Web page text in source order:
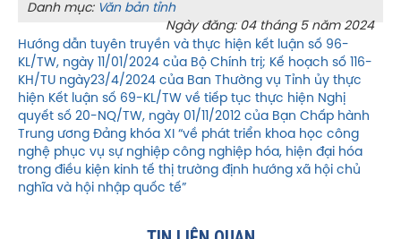
Danh mục: Văn bản tỉnh
Ngày đăng: 04 tháng 5 năm 2024
Hướng dẫn tuyên truyền và thực hiện kết luận số 96-
KL/TW, ngày 11/01/2024 của Bộ Chính trị; Kế hoạch số 116-
KH/TU ngày23/4/2024 của Ban Thường vụ Tỉnh ủy thực
hiện Kết luận số 69-KL/TW về tiếp tục thực hiện Nghị
quyết số 20-NQ/TW, ngày 01/11/2012 của Bạn Chấp hành
Trung ương Đảng khóa XI “về phát triển khoa học công
nghệ phục vụ sự nghiệp công nghiệp hóa, hiện đại hóa
trong điều kiện kinh tế thị trường định hướng xã hội chủ
nghĩa và hội nhập quốc tế”